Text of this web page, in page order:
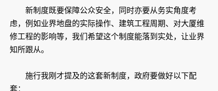
新制度既要保障公众安全，同时亦要从务实角度考
虑，例如业界地盘的实际操作、建筑工程周期、对大厦维
修工程的影响等，我们希望这个制度能落到实处，让业界
知所跟从。
施行我刚才提及的这套新制度，政府要做好以下配
套：